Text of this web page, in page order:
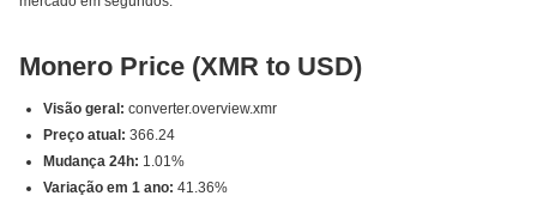
Monero Price (XMR to USD)
Visão geral: converter.overview.xmr
Preço atual: 366.24
Mudança 24h: 1.01%
Variação em 1 ano: 41.36%